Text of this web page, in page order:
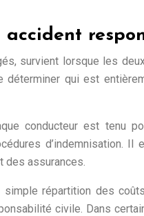
survient lorsque les
qui est
conducteur est tenu
d’indemnisation.
des assurances.
simple répartition des
civile. Dans